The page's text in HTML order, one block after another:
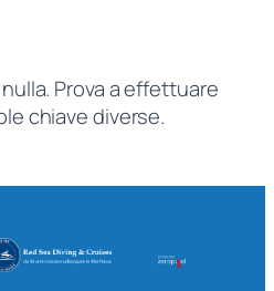
Prova a effettuare
chiave diverse.